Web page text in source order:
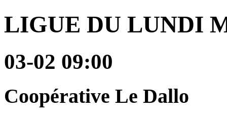
LIGUE DU LUNDI
03-02 09:00
Coopérative Le Dallo